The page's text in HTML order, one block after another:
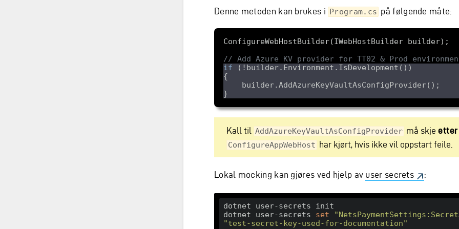
Denne metoden kan brukes i Program.cs på følgende måte:
// Add Azure KV provider for TT02 & Prod
if
}
Kall til AddAzureKeyVaultAsConfigProvider må skje etter
ConfigureAppWebHost har kjørt, hvis ikke vil oppstart feile.
Lokal mocking kan gjøres ved hjelp av user secrets :
dotnet user-secrets init
dotnet user-secrets set
"test-secret-key-used-for-documentation"